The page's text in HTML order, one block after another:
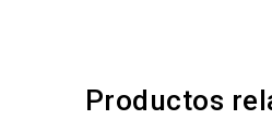
Productos